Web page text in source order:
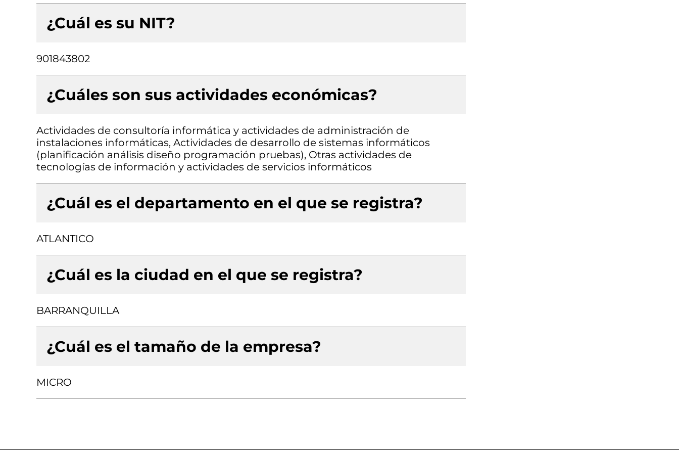
¿Cuál es su NIT?
901843802
¿Cuáles son sus actividades económicas?
Actividades de consultoría informática y actividades de administración de
instalaciones informáticas, Actividades de desarrollo de sistemas informáticos
(planificación análisis diseño programación pruebas), Otras actividades de
tecnologías de información y actividades de servicios informáticos
¿Cuál es el departamento en el que se registra?
ATLANTICO
¿Cuál es la ciudad en el que se registra?
BARRANQUILLA
¿Cuál es el tamaño de la empresa?
MICRO